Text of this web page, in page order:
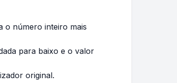
o número inteiro mais
para baixo e o valor
original.